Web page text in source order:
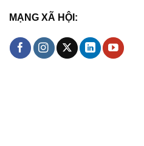
MẠNG XÃ HỘI: